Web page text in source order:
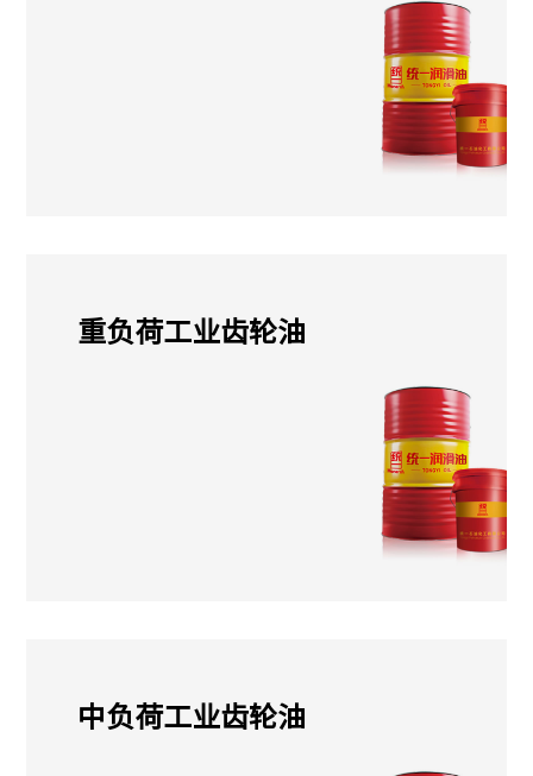
重负荷工业齿轮油
中负荷工业齿轮油